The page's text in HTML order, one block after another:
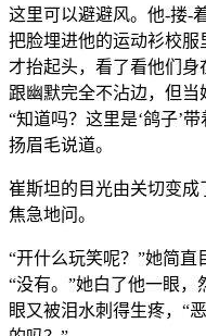
这里可以避避风。他-搂-
把脸埋进他的运动衫校
才抬起头，看了看他们
跟幽默完全不沾边，但当
“知道吗？这里是‘鸽子’
扬眉毛说道。
崔斯坦的目光由关切变成
焦急地问。
“开什么玩笑呢？”她简直
“没有。”她白了他一眼
眼又被泪水刺得生疼，“